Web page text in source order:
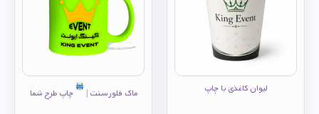
لیوان کاغذی با چاپ ماک فلورسنت | چاپ طرح شما